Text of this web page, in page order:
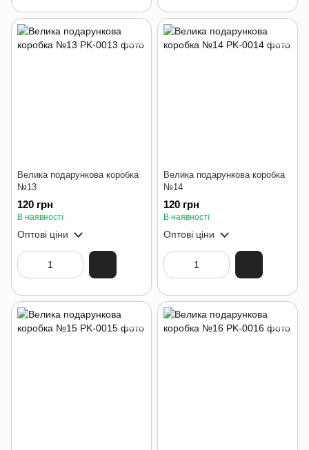
Велика подарункова коробка
№13
120 грн
В наявності
Оптові ціни
Велика подарункова коробка
№14
120 грн
В наявності
Оптові ціни